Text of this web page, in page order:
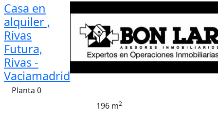
Casa en
alquiler ,
Rivas
Futura,
Rivas -
Vaciamadrid
Planta 0
196 m2